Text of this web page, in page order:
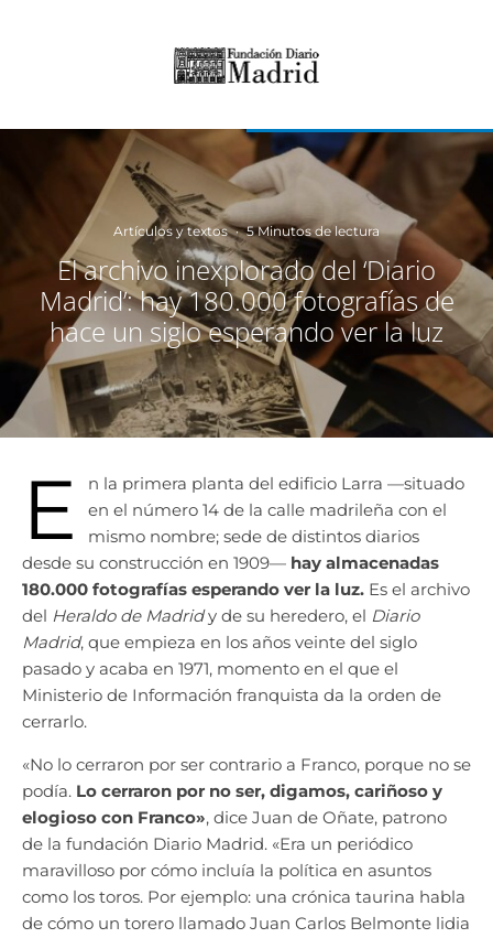
Artículos y textos · 5 Minutos de lectura
El archivo inexplorado del ‘Diario
Madrid’: hay 180.000 fotografías de
hace un siglo esperando ver la luz
E
n la primera planta del edificio Larra —situado
en el número 14 de la calle madrileña con el
mismo nombre; sede de distintos diarios
desde su construcción en 1909— hay almacenadas
180.000 fotografías esperando ver la luz. Es el archivo
del Heraldo de Madridy de su heredero, el Diario
Madrid, que empieza en los años veinte del siglo
pasado y acaba en 1971, momento en el que el
Ministerio de Información franquista da la orden de
cerrarlo.
«No lo cerraron por ser contrario a Franco, porque no se
podía. Lo cerraron por no ser, digamos, cariñoso y
elogioso con Franco», dice Juan de Oñate, patrono
de la fundación Diario Madrid. «Era un periódico
maravilloso por cómo incluía la política en asuntos
como los toros. Por ejemplo: una crónica taurina habla
de cómo un torero llamado Juan Carlos Belmonte lidia